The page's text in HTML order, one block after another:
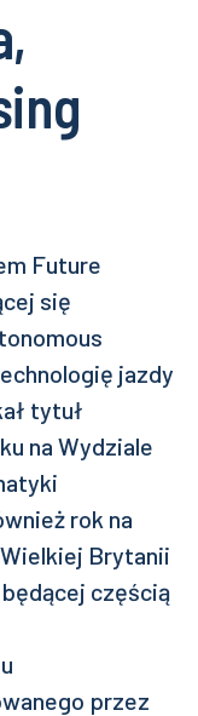
Future
się
jazdy
tytuł
na Wydziale
rok na
Brytanii
częścią
przez